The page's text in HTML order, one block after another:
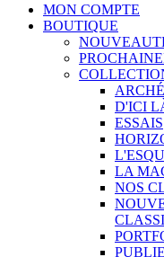
MON COMPTE
BOUTIQUE
D'ICI
ESSAIS
LA
NOS